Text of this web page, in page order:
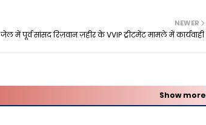
NEWER
जेल में पूर्व सांसद रिज़वान ज़हीर के VVIP ट्रीटमेंट मामले में कार्यवाही
Show more